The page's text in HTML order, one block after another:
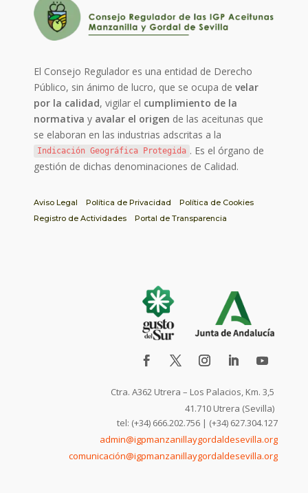
El Consejo Regulador es una entidad de Derecho
Público, sin ánimo de lucro, que se ocupa develar
por la calidad, vigilar el cumplimiento de la
normativa y avalar el origen de las aceitunas que
se elaboran en las industrias adscritas a la
Indicación Geográfica Protegida . Es el órgano de
gestión de dichas denominaciones de Calidad.
Aviso Legal Política de Privacidad
Política de Cookies
Registro de Actividades
Portal de Transparencia
Ctra. A362 Utrera – Los Palacios, Km. 3,5
41.710 Utrera (Sevilla)
tel: (+34) 666.202.756 | (+34) 627.304.127
admin@igpmanzanillaygordaldesevilla.org
comunicación@igpmanzanillaygordaldesevilla.org